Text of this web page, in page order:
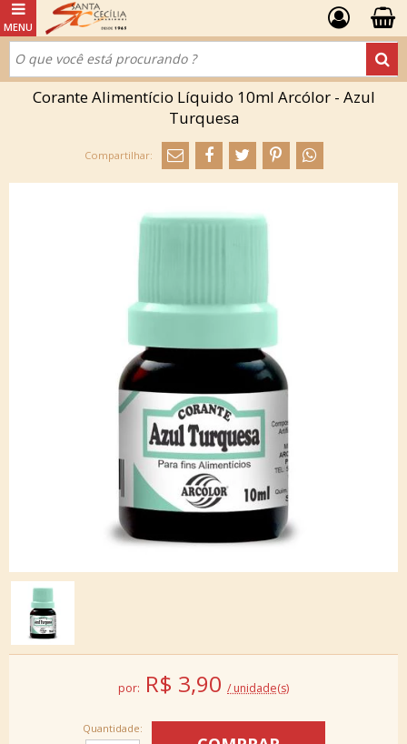
Corante Alimentício Líquido 10ml Arcólor - Azul
Turquesa
por: R$ 3,90 / unidade(s)
Quantidade: